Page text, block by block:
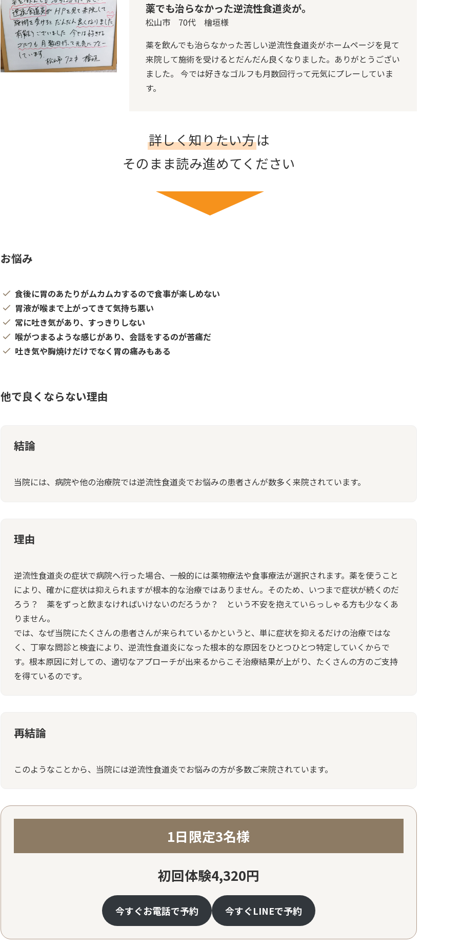
薬でも治らなかった逆流性食道炎が。
松山市 70代 檜垣様
薬を飲んでも治らなかった苦しい逆流性食道炎がホームページを見て
来院して施術を受けるとだんだん良くなりました。ありがとうござい
ました。 今では好きなゴルフも月数回行って元気にプレーしていま
す。
詳しく知りたい方は
そのまま読み進めてください
お悩み
食後に胃のあたりがムカムカするので食事が楽しめない
胃液が喉まで上がってきて気持ち悪い
常に吐き気があり、すっきりしない
喉がつまるような感じがあり、会話をするのが苦痛だ
吐き気や胸焼けだけでなく胃の痛みもある
他で良くならない理由
結論
当院には、病院や他の治療院では逆流性食道炎でお悩みの患者さんが数多く来院されています。
理由
逆流性食道炎の症状で病院へ行った場合、一般的には薬物療法や食事療法が選択されます。薬を使うこと
により、確かに症状は抑えられますが根本的な治療ではありません。そのため、いつまで症状が続くのだ
ろう？ 薬をずっと飲まなければいけないのだろうか？ という不安を抱えていらっしゃる方も少なくあ
りません。
では、なぜ当院にたくさんの患者さんが来られているかというと、単に症状を抑えるだけの治療ではな
く、丁寧な問診と検査により、逆流性食道炎になった根本的な原因をひとつひとつ特定していくからで
す。根本原因に対しての、適切なアプローチが出来るからこそ治療結果が上がり、たくさんの方のご支持
を得ているのです。
再結論
このようなことから、当院には逆流性食道炎でお悩みの方が多数ご来院されています。
1日限定3名様
初回体験4,320円
今すぐお電話で予約 今すぐLINEで予約